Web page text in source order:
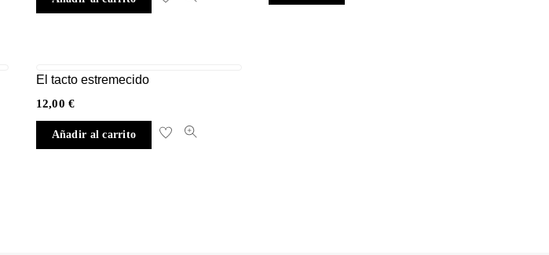
El tacto estremecido
12,00€
Añadir al carrito